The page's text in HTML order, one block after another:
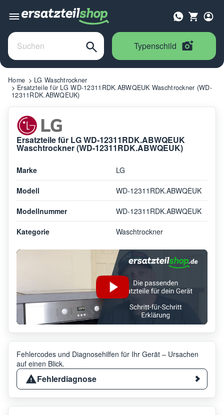
Typenschild
Home
LG Waschtrockner
Ersatzteile für LG WD-12311RDK.ABWQEUK Waschtrockner (WD-
12311RDK.ABWQEUK)
Ersatzteile für LG WD-12311RDK.ABWQEUK
Waschtrockner (WD-12311RDK.ABWQEUK)
Marke LG
Modell WD-12311RDK.ABWQEUK
Modellnummer WD-12311RDK.ABWQEUK
Kategorie Waschtrockner
Fehlercodes und Diagnosehilfen für Ihr Gerät – Ursachen
auf einen Blick.
Fehlerdiagnose